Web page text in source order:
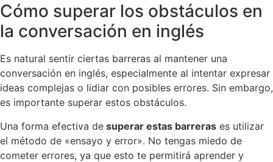
Cómo superar los obstáculos en
la conversación en inglés
Es natural sentir ciertas barreras al mantener una
conversación en inglés, especialmente al intentar expresar
ideas complejas o lidiar con posibles errores. Sin embargo,
es importante superar estos obstáculos.
Una forma efectiva de superar estas barreras es utilizar
el método de «ensayo y error». No tengas miedo de
cometer errores, ya que esto te permitirá aprender y